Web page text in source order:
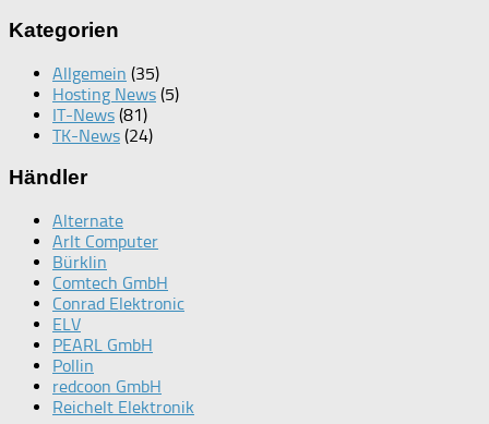
Kategorien
Allgemein (35)
Hosting News (5)
IT-News (81)
TK-News (24)
Händler
Alternate
Arlt Computer
Bürklin
Comtech GmbH
Conrad Elektronic
ELV
PEARL GmbH
Pollin
redcoon GmbH
Reichelt Elektronik